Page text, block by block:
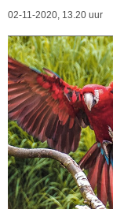
02-11-2020, 13.20 uur